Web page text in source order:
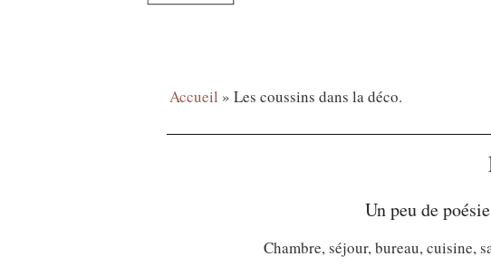
Accueil » Les coussins dans la déco.
Un peu de
Chambre, séjour, bureau, cuisine,